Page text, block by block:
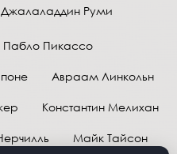
Джалаладдин Руми
Пабло Пикассо
Авраам Линкольн
Константин Мелихан
Майк Тайсон